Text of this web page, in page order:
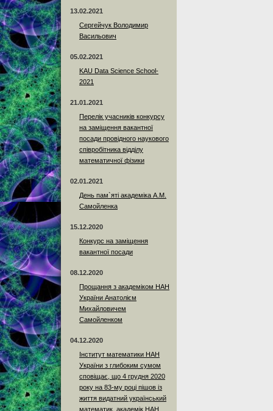
13.02.2021
Сергейчук Володимир
Васильович
05.02.2021
KAU Data Science School-
2021
21.01.2021
Перелік учасників конкурсу
на заміщення вакантної
посади провідного наукового
співробітника відділу
математичної фізики
02.01.2021
День пам`яті академіка А.М.
Самойленка
15.12.2020
Конкурс на заміщення
вакантної посади
08.12.2020
Прощання з академіком НАН
України Анатолієм
Михайловичем
Самойленком
04.12.2020
Інститут математики НАН
України з глибоким сумом
сповіщає, що 4 грудня 2020
року на 83-му році пішов із
життя видатний український
математик, академік НАН